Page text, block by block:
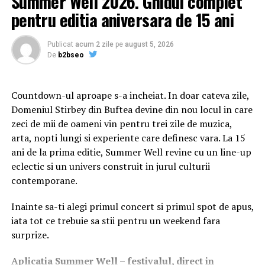
Soluțiainovatoare destocarehibridă și m emorie
TRUSTA
e nergetică
enterprise al ADATA, TRUSTA, care lansează în
premieră „TRUSTA AI Scaler Toolkit,” un set de
instrumente bazat pe arhitectură software-defined care
descarcă părți din Large Language Model (LLM) pentru
sarcinile de inferență, permițând alocarea flexibilă a
resurselor între GPU, DRAM și SSD. Această arhitectură
adaptabilă oferă o soluție accesibilă de implementare AI
on-premise pentru întreprinderile mici și mijlocii, școli
și instituțiile non-profit care implementează AI on-
premise cu eficiență și accesibilitate îmbunătățite.
Abordând provocările legate de consumul de energie și
emisiile de carbon ale centrelor de date AI, TRUSTA
pentru editia aniversara de 15 ani
Publicat acum 2 zile pe august 5, 2026
De b2bseo
Countdown-ul aproape s-a incheiat. In doar cateva zile,
Domeniul Stirbey din Buftea devine din nou locul in care
zeci de mii de oameni vin pentru trei zile de muzica,
arta, nopti lungi si experiente care definesc vara. La 15
ani de la prima editie, Summer Well revine cu un line-up
eclectic si un univers construit in jurul culturii
contemporane.
Inainte sa-ti alegi primul concert si primul spot de apus,
iata tot ce trebuie sa stii pentru un weekend fara
surprize.
Aplicatia Summer Well– festivalul, direct in